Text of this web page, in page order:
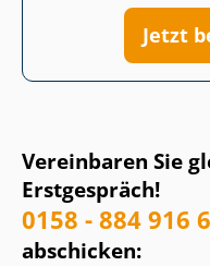
Vereinbaren Sie
Erstgespräch!
0158 - 884 916
abschicken:
Jetzt